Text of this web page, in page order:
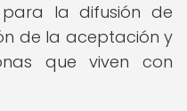
la difusión de
de la aceptación y
que viven con